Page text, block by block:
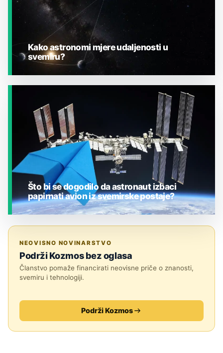
Kako astronomi mjere udaljenosti u
svemiru?
Što bi se dogodilo da astronaut izbaci
papirnati avion iz svemirske postaje?
NEOVISNO NOVINARSTVO
Podrži Kozmos bez oglasa
Članstvo pomaže financirati neovisne priče o znanosti,
svemiru i tehnologiji.
Podrži Kozmos